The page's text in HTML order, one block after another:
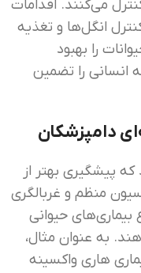
می‌کنند. اقدامات
انگل‌ها و تغذیه
را بهبود
انسانی را تضمین
دامپزشکان
پیشگیری بهتر از
منظم و غربالگری
بیماری‌های حیوانی
به عنوان مثال،
هاری واکسینه